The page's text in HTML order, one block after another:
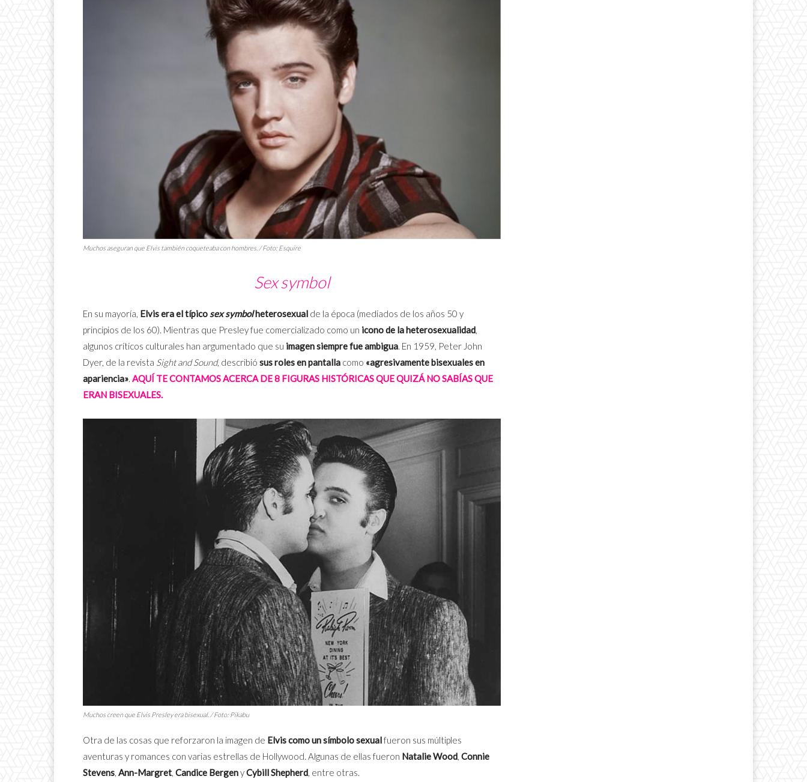
Muchos aseguran que Elvis también coqueteaba con hombres. / Foto: Esquire
Sex symbol
En su mayoría, Elvis era el típicosex symbolheterosexual de la época (mediados de los años 50 y
principios de los 60). Mientras que Presley fue comercializado como un icono de la heterosexualidad,
algunos críticos culturales han argumentado que su imagen siempre fue ambigua. En 1959, Peter John
Dyer, de la revista Sight and Sound, describió sus roles en pantalla como «agresivamente bisexuales en
apariencia». AQUÍ TE CONTAMOS ACERCA DE 8 FIGURAS HISTÓRICAS QUE QUIZÁ NO SABÍAS QUE
ERAN BISEXUALES.
Muchos creen que Elvis Presley era bisexual. / Foto: Pikabu
Otra de las cosas que reforzaron la imagen de Elvis como un símbolo sexualfueron sus múltiples
aventuras y romances con varias estrellas de Hollywood. Algunas de ellas fueron Natalie Wood, Connie
Stevens, Ann-Margret, Candice BergenyCybill Shepherd, entre otras.